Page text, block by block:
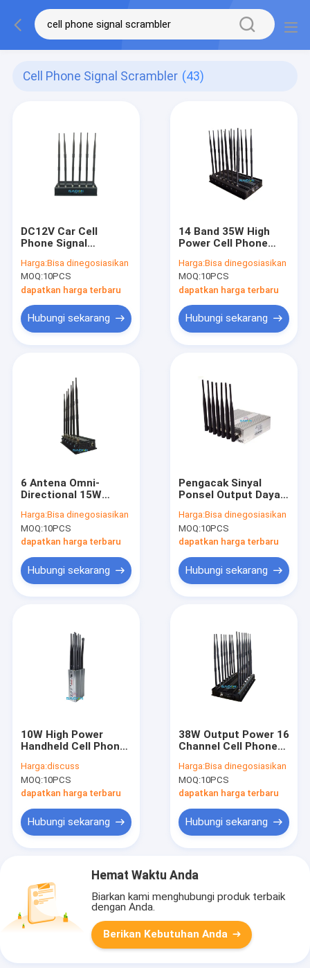
Cell Phone Signal Scrambler (43)
DC12V Car Cell
Phone Signal
Omni Antenna dan
15W Output Power
untuk Ruang
Konferensi
Harga:Bisa dinegosiasikan
MOQ:10PCS
dapatkan harga terbaru
Hubungi sekarang
14 Band 35W High
Power Cell Phone
dengan 4 kipas
pendingin dan 70m
Shield
Harga:Bisa dinegosiasikan
MOQ:10PCS
dapatkan harga terbaru
Hubungi sekarang
6 Antena Omni-
Directional 15W
Jamming Range Cell
Phone Signal
Jammer untuk Ruang
Harga:Bisa dinegosiasikan
MOQ:10PCS
dapatkan harga terbaru
Hubungi sekarang
Pengacak Sinyal
Ponsel Output Daya
Jangkauan
Pengacakan 50m dan
7 Pita yang Dapat
Harga:Bisa dinegosiasikan
MOQ:10PCS
dapatkan harga terbaru
Hubungi sekarang
10W High Power
Handheld Cell Phone
dengan 10 Antenna
dan Jamming Range
30m
Harga:discuss
MOQ:10PCS
dapatkan harga terbaru
Hubungi sekarang
38W Output Power 16
Channel Cell Phone
dengan Jamming
Range 40m untuk
penggunaan dalam
Harga:Bisa dinegosiasikan
MOQ:10PCS
dapatkan harga terbaru
Hubungi sekarang
Hemat Waktu Anda
Biarkan kami menghubungi produk terbaik
dengan Anda.
Berikan Kebutuhan Anda